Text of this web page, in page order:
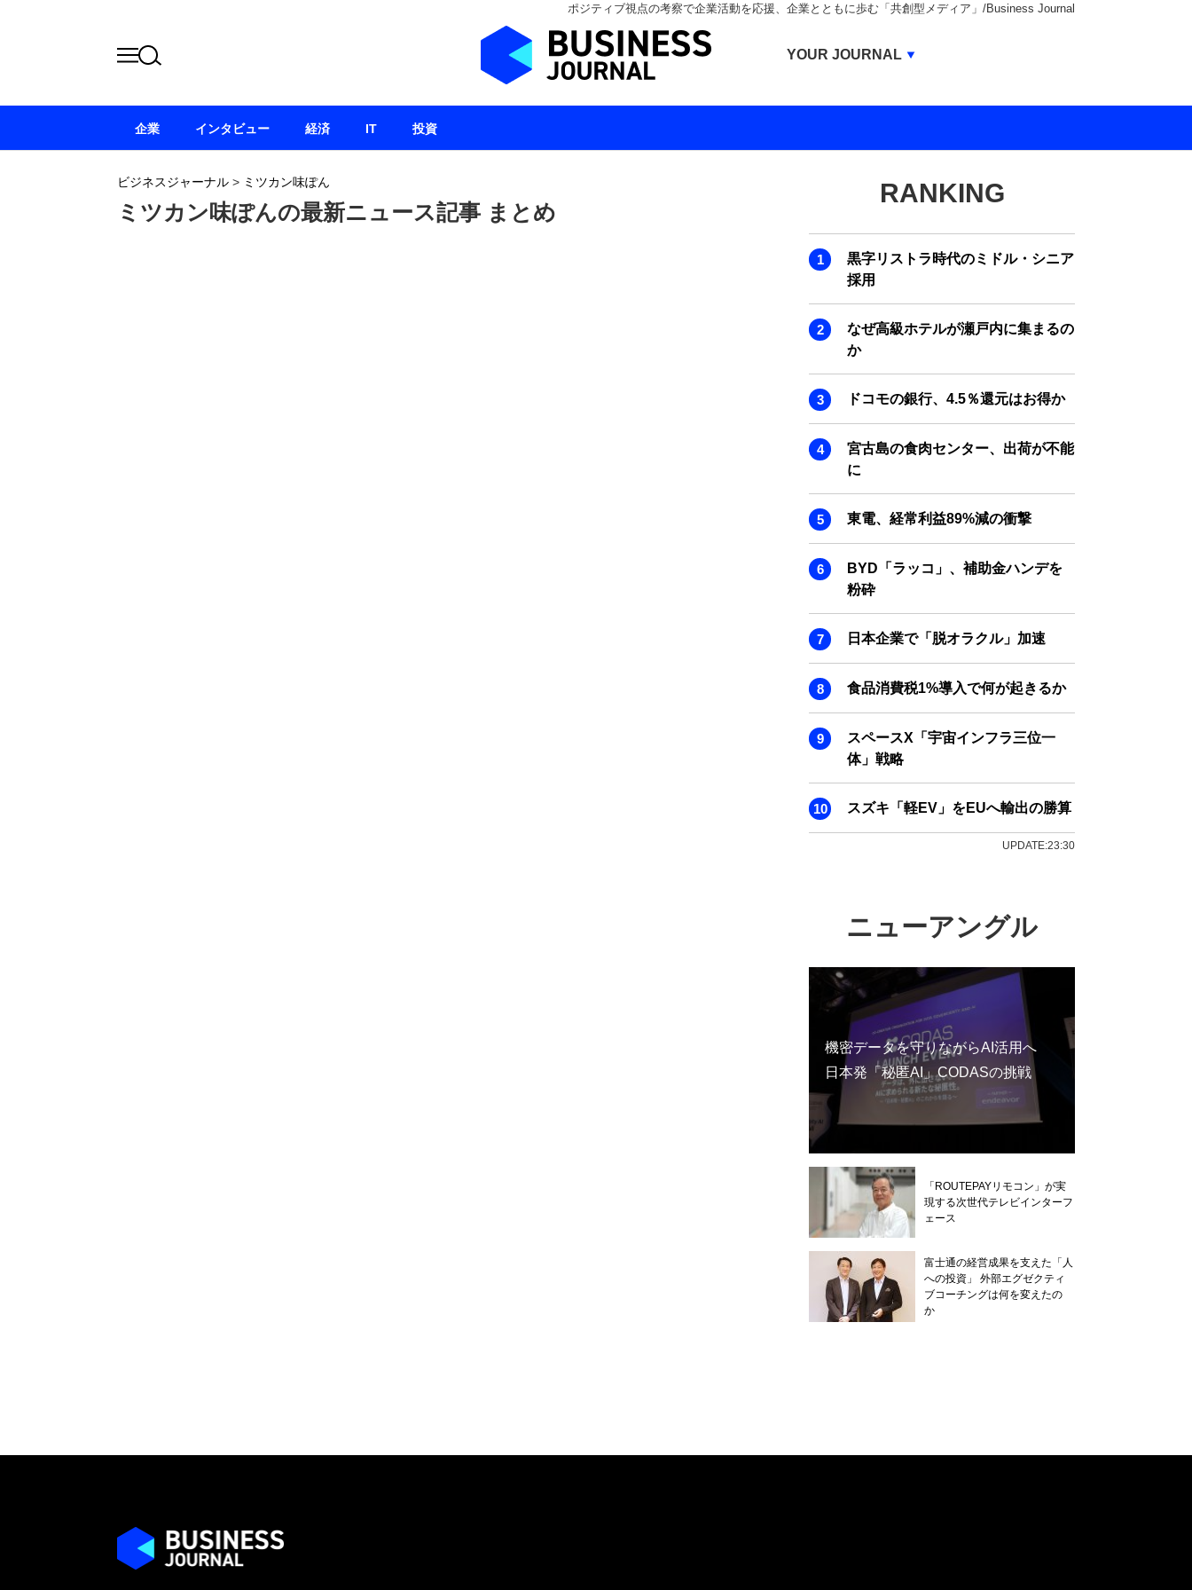
ポジティブ視点の考察で企業活動を応援、企業とともに歩む「共創型メディア」/Business Journal
ビジネスジャーナル > ミツカン味ぽん
ミツカン味ぽんの最新ニュース記事 まとめ
RANKING
黒字リストラ時代のミドル・シニア
採用
なぜ高級ホテルが瀬戸内に集まるの
か
ドコモの銀行、4.5％還元はお得か
宮古島の食肉センター、出荷が不能
に
東電、経常利益89%減の衝撃
BYD「ラッコ」、補助金ハンデを
粉砕
日本企業で「脱オラクル」加速
食品消費税1%導入で何が起きるか
スペースX「宇宙インフラ三位一
体」戦略
スズキ「軽EV」をEUへ輸出の勝算
UPDATE:23:30
ニューアングル
機密データを守りながらAI活用へ
日本発「秘匿AI」CODASの挑戦
「ROUTEPAYリモコン」が実
現する次世代テレビインターフ
ェース
富士通の経営成果を支えた「人
への投資」 外部エグゼクティ
ブコーチングは何を変えたの
か
企業 インタビュー 経済 IT 投資
YOUR JOURNAL
BUSINESS JOURNAL
IVS JOURNAL
ENERGY MANAGEMENT JOURNAL
INBOUND JOURNAL
LIFE ENDING JOURNAL
AI JOURNAL
SMART MARKETING JOURNAL
ADOPTABLE DOG JOURNAL